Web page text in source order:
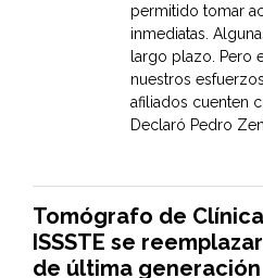
permitido tomar
inmediatas.
largo plazo. Pero
nuestros
afiliados cuenten
Declaró Pedro
Tomógrafo de
ISSSTE se
de última generación